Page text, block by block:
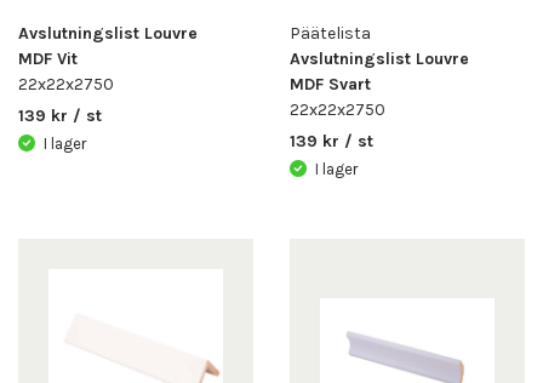
Avslutningslist Louvre
MDF Vit
22x22x2750
139 kr / st
I lager
Päätelista
Avslutningslist Louvre
MDF Svart
22x22x2750
139 kr / st
I lager